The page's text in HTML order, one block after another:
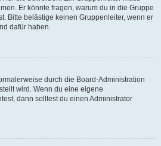
Er könnte fragen, warum du in die Gruppe
Bitte belästige keinen Gruppenleiter, wenn er
dafür haben.
durch die Board-Administration
wird. Wenn du eine eigene
dann solltest du einen Administrator